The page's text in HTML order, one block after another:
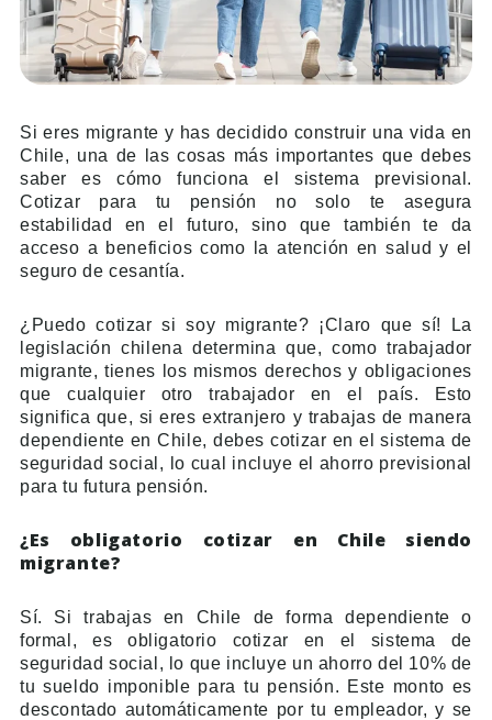
Si eres migrante y has decidido construir una vida en
Chile, una de las cosas más importantes que debes
saber es cómo funciona el sistema previsional.
Cotizar para tu pensión no solo te asegura
estabilidad en el futuro, sino que también te da
acceso a beneficios como la atención en salud y el
seguro de cesantía.
¿Puedo cotizar si soy migrante? ¡Claro que sí! La
legislación chilena determina que, como trabajador
migrante, tienes los mismos derechos y obligaciones
que cualquier otro trabajador en el país. Esto
significa que, si eres extranjero y trabajas de manera
dependiente en Chile, debes cotizar en el sistema de
seguridad social, lo cual incluye el ahorro previsional
para tu futura pensión.
¿Es obligatorio cotizar en Chile siendo
migrante?
Sí. Si trabajas en Chile de forma dependiente o
formal, es obligatorio cotizar en el sistema de
seguridad social, lo que incluye un ahorro del 10% de
tu sueldo imponible para tu pensión. Este monto es
descontado automáticamente por tu empleador, y se